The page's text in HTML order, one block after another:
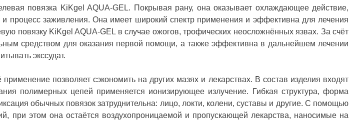
повязка KiKgеl AQUA-GEL. Покрывая рану, она оказывает охлаждающее действие,
процесс заживления. Она имеет широкий спектр применения и эффективна для лечения
повязку KiKgеl AQUA-GEL в случае ожогов, трофических неосложнённых язвах. За счёт
средством для оказания первой помощи, а также эффективна в дальнейшем лечении
экссудат.
позволяет сэкономить на других мазях и лекарствах. В состав изделия входят
полимерных цепей применяется ионизирующее излучение. Гибкая структура, форма
обычных повязок затруднительна: лицо, локти, колени, суставы и другие. С помощью
при этом она остаётся воздухопроницаемой и пропускающей лекарства, наносимые на